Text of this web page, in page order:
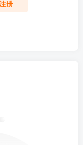
注册